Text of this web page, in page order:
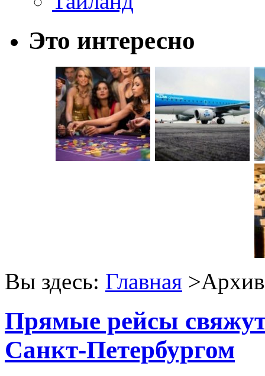
Это интересно
Вы здесь: Главная >Архив
Прямые рейсы
Санкт-Петербургом